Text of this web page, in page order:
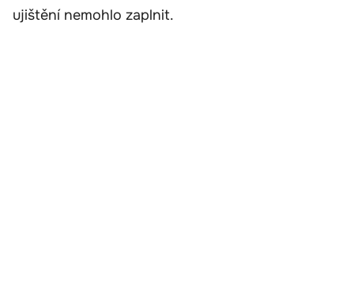
ujištění nemohlo zaplnit.